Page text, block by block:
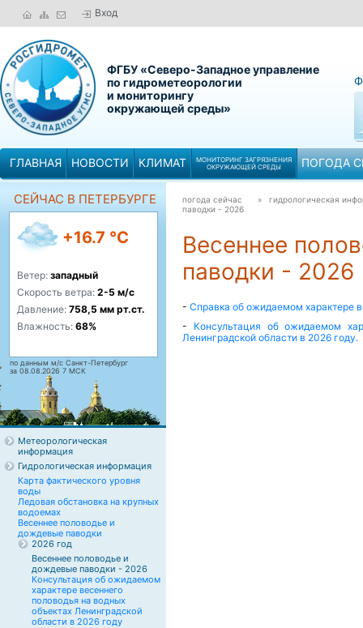
Вход
ФГБУ «Северо-Западное управление
по гидрометеорологии
и мониторингу
окружающей среды»
ГЛАВНАЯ НОВОСТИ КЛИМАТ
МОНИТОРИНГ ЗАГРЯЗНЕНИЯ
ОКРУЖАЮЩЕЙ СРЕДЫ
ПОГОДА
СЕЙЧАС В ПЕТЕРБУРГЕ
+16.7 °C
Ветер: западный
Скорость ветра: 2-5 м/с
Давление: 758,5 мм рт.ст.
Влажность: 68%
по данным м/с Санкт-Петербург
за 08.08.2026 7 МСК
Метеорологическая
информация
Гидрологическая информация
Карта фактического уровня
воды
Ледовая обстановка на крупных
водоемах
Весеннее половодье и
дождевые паводки
2026 год
Весеннее половодье и
дождевые паводки - 2026
Консультация об ожидаемом
характере весеннего
половодья на водных
объектах Ленинградской
области в 2026 году
погода сейчас
» гидрологическая
паводки - 2026
Весеннее
паводки - 2026
- Справка об ожидаемом характере
- Консультация об ожидаемом
Ленинградской области в 2026 году.